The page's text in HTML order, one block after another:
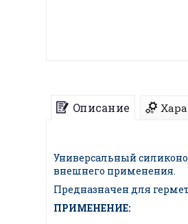
Описание
Универсальный
внешнего применения.
Предназначен для
ПРИМЕНЕНИЕ: